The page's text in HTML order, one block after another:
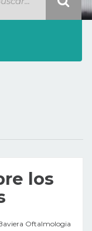
los
Oftalmologia